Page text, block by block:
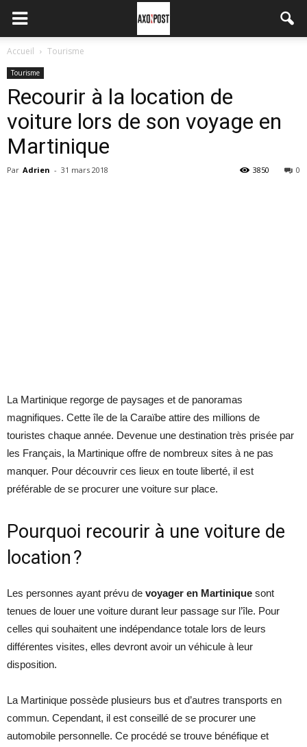
Accueil Tourisme
Tourisme
Recourir à la location de
voiture lors de son voyage en
Martinique
Par Adrien - 31 mars 2018 0
3850
La Martinique regorge de paysages et de panoramas
magnifiques. Cette île de la Caraïbe attire des millions de
touristes chaque année. Devenue une destination très prisée par
les Français, la Martinique offre de nombreux sites à ne pas
manquer. Pour découvrir ces lieux en toute liberté, il est
préférable de se procurer une voiture sur place.
Pourquoi recourir à une voiture de
location ?
Les personnes ayant prévu de voyager en Martinique sont
tenues de louer une voiture durant leur passage sur l’île. Pour
celles qui souhaitent une indépendance totale lors de leurs
différentes visites, elles devront avoir un véhicule à leur
disposition.
La Martinique possède plusieurs bus et d’autres transports en
commun. Cependant, il est conseillé de se procurer une
automobile personnelle. Ce procédé se trouve bénéfique et